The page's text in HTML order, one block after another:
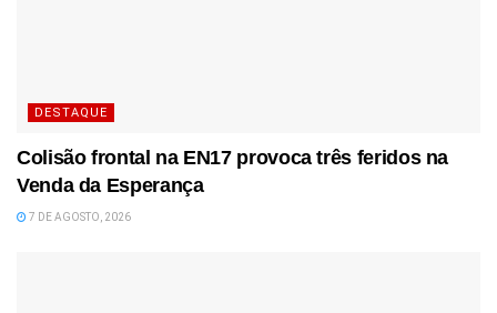
DESTAQUE
Colisão frontal na EN17 provoca três feridos na
Venda da Esperança
7 DE AGOSTO, 2026